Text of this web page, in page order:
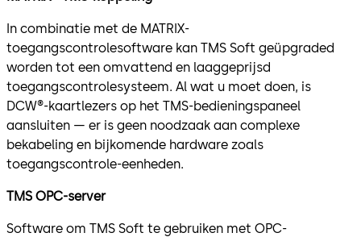
In combinatie met de MATRIX-
toegangscontrolesoftware kan TMS Soft geüpgraded
worden tot een omvattend en laaggeprijsd
toegangscontrolesysteem. Al wat u moet doen, is
DCW®-kaartlezers op het TMS-bedieningspaneel
aansluiten — er is geen noodzaak aan complexe
bekabeling en bijkomende hardware zoals
toegangscontrole-eenheden.
TMS OPC-server
Software om TMS Soft te gebruiken met OPC-